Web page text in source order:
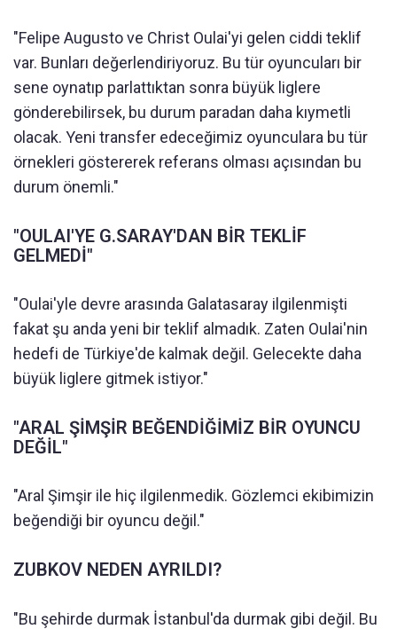
"Felipe Augusto ve Christ Oulai'yi gelen ciddi teklif
var. Bunları değerlendiriyoruz. Bu tür oyuncuları bir
sene oynatıp parlattıktan sonra büyük liglere
gönderebilirsek, bu durum paradan daha kıymetli
olacak. Yeni transfer edeceğimiz oyunculara bu tür
örnekleri göstererek referans olması açısından bu
durum önemli."
"OULAI'YE G.SARAY'DAN BİR TEKLİF
GELMEDİ"
"Oulai'yle devre arasında Galatasaray ilgilenmişti
fakat şu anda yeni bir teklif almadık. Zaten Oulai'nin
hedefi de Türkiye'de kalmak değil. Gelecekte daha
büyük liglere gitmek istiyor."
"ARAL ŞİMŞİR BEĞENDİĞİMİZ BİR OYUNCU
DEĞİL"
"Aral Şimşir ile hiç ilgilenmedik. Gözlemci ekibimizin
beğendiği bir oyuncu değil."
ZUBKOV NEDEN AYRILDI?
"Bu şehirde durmak İstanbul'da durmak gibi değil. Bu